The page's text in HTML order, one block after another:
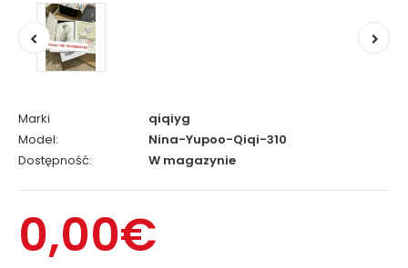
Marki
qiqiyg
Model:
Nina-Yupoo-Qiqi-310
Dostępność:
W magazynie
0,00€